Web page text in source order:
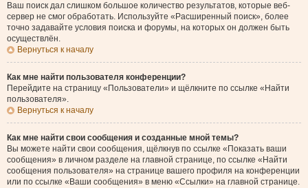
Ваш поиск дал слишком большое количество результатов, которые веб-
сервер не смог обработать. Используйте «Расширенный поиск», более
точно задавайте условия поиска и форумы, на которых он должен быть
осуществлён.
Вернуться к началу
Как мне найти пользователя конференции?
Перейдите на страницу «Пользователи» и щёлкните по ссылке «Найти
пользователя».
Вернуться к началу
Как мне найти свои сообщения и созданные мной темы?
Вы можете найти свои сообщения, щёлкнув по ссылке «Показать ваши
сообщения» в личном разделе на главной странице, по ссылке «Найти
сообщения пользователя» на странице вашего профиля на конференции
или по ссылке «Ваши сообщения» в меню «Ссылки» на главной странице.